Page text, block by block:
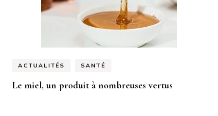
ACTUALITÉS SANTÉ
Le miel, un produit à nombreuses vertus